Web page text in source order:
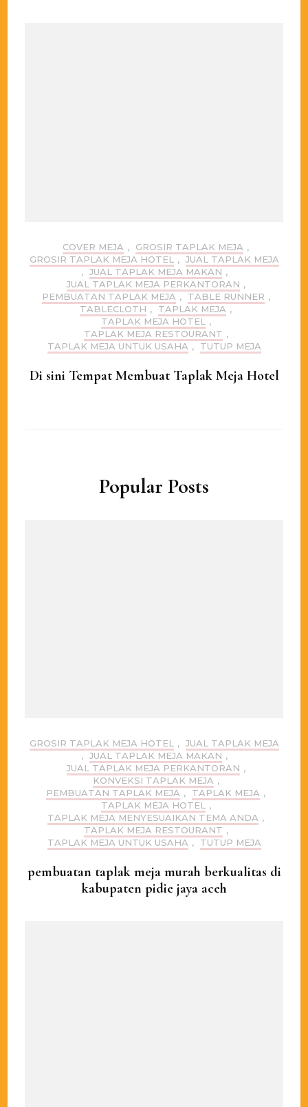
COVER MEJA , GROSIR TAPLAK MEJA ,
GROSIR TAPLAK MEJA HOTEL
, JUAL TAPLAK MEJA
, JUAL TAPLAK MEJA MAKAN ,
JUAL TAPLAK MEJA PERKANTORAN ,
PEMBUATAN TAPLAK MEJA , TABLE RUNNER ,
TABLECLOTH , TAPLAK MEJA ,
TAPLAK MEJA HOTEL
,
TAPLAK MEJA RESTOURANT ,
TAPLAK MEJA UNTUK USAHA , TUTUP MEJA
Di sini Tempat Membuat Taplak Meja Hotel
Popular Posts
GROSIR TAPLAK MEJA HOTEL , JUAL TAPLAK MEJA
, JUAL TAPLAK MEJA MAKAN ,
JUAL TAPLAK MEJA PERKANTORAN ,
KONVEKSI TAPLAK MEJA ,
PEMBUATAN TAPLAK MEJA , TAPLAK MEJA ,
TAPLAK MEJA HOTEL
,
TAPLAK MEJA MENYESUAIKAN TEMA ANDA ,
TAPLAK MEJA RESTOURANT ,
TAPLAK MEJA UNTUK USAHA , TUTUP MEJA
pembuatan taplak meja murah berkualitas di
kabupaten pidie jaya aceh